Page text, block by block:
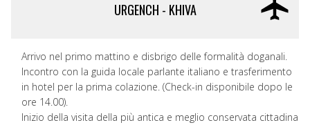
URGENCH - KHIVA
Arrivo nel primo mattino e disbrigo delle formalità doganali.
Incontro con la guida locale parlante italiano e trasferimento
in hotel per la prima colazione. (Check-in disponibile dopo le
ore 14.00).
Inizio della visita della più antica e meglio conservata cittadina